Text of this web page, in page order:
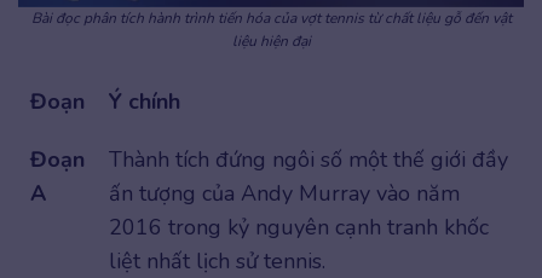
Bài đọc phân tích hành trình tiến hóa của vợt tennis từ chất liệu gỗ đến vật
liệu hiện đại
Đoạn
Ý chính
Đoạn
A
Thành tích đứng ngôi số một thế giới đầy
ấn tượng của Andy Murray vào năm
2016 trong kỷ nguyên cạnh tranh khốc
liệt nhất lịch sử tennis.